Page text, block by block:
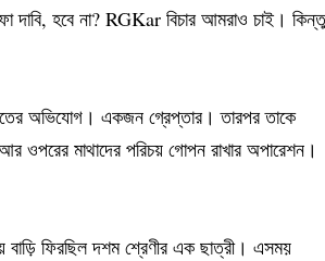
দাবি, হবে না? RGKar বিচার আমরাও চাই। কিন্তু
অভিযোগ। একজন গ্রেপ্তার। তারপর তাকে
ওপরের মাথাদের পরিচয় গোপন রাখার অপারেশন।
বাড়ি ফিরছিল দশম শ্রেণীর এক ছাত্রী। এসময়